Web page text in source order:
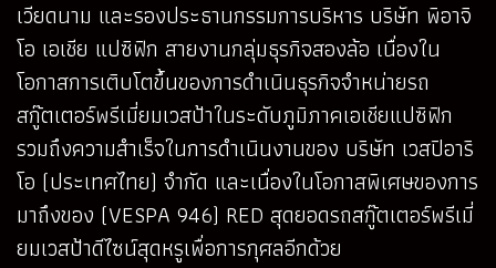
เวียดนาม และรองประธานกรรมการบริหาร บริษัท พิอาจิ
โอ เอเชีย แปซิฟิก สายงานกลุ่มธุรกิจสองล้อ เนื่องใน
โอกาสการเติบโตขึ้นของการดำเนินธุรกิจจำหน่ายรถ
สกู๊ตเตอร์พรีเมี่ยมเวสป้าในระดับภูมิภาคเอเชียแปซิฟิก
รวมถึงความสำเร็จในการดำเนินงานของ บริษัท เวสปิอาริ
โอ (ประเทศไทย) จำกัด และเนื่องในโอกาสพิเศษของการ
มาถึงของ (VESPA 946) RED สุดยอดรถสกู๊ตเตอร์พรีเมี่
ยมเวสป้าดีไซน์สุดหรูเพื่อการกุศลอีกด้วย